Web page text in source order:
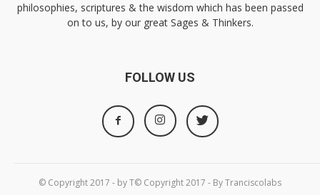
philosophies, scriptures & the wisdom which has been passed
on to us, by our great Sages & Thinkers.
FOLLOW US
© Copyright 2017 - by T© Copyright 2017 - By Tranciscolabs